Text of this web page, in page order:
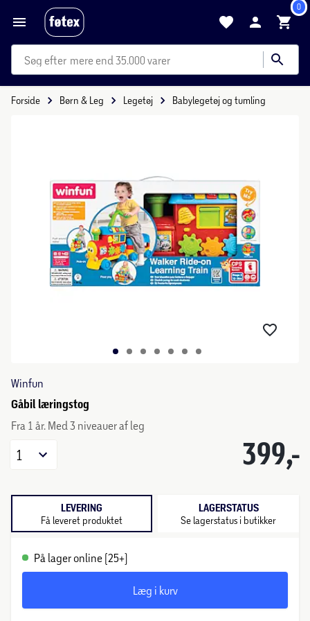
0
mere end 35.000 varer
Forside Børn & Leg Legetøj Babylegetøj og tumling
Winfun
Gåbil læringstog
Fra 1 år. Med 3 niveauer af leg
399,-
1
LEVERING
Få leveret produktet
LAGERSTATUS
Se lagerstatus i butikker
På lager online (25+)
Læg i kurv